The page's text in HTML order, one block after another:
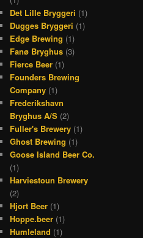
Det Lille Bryggeri (1)
Dugges Bryggeri (1)
Edge Brewing (1)
Fanø Bryghus (3)
Fierce Beer (1)
Founders Brewing
Company (1)
Frederikshavn
Bryghus A/S (2)
Fuller's Brewery (1)
Ghost Brewing (1)
Goose Island Beer Co.
(1)
Harviestoun Brewery
(2)
Hjort Beer (1)
Hoppe.beer (1)
Humleland (1)